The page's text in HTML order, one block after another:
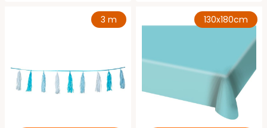
3 m 130x180cm